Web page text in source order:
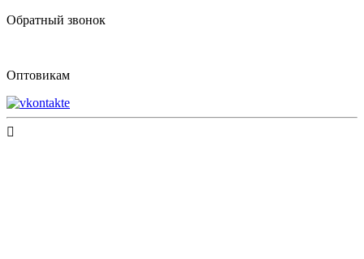
Обратный звонок
Оптовикам